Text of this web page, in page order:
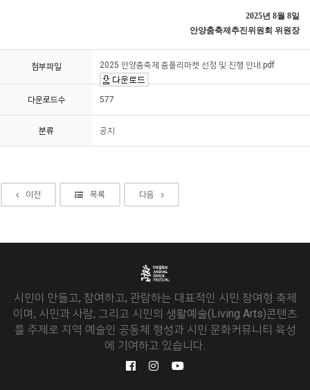
2025년 8월 8일
안양춤축제추진위원회 위원장
첨부파일 2025 안양춤축제 춤플리마켓 선정 및 진행 안내.pdf
다운로드수 577
분류 공지
이전 목록 다음
시민이 만들고, 참여하고, 관람하는 대표적인 시민 참여형 축제
이며, 시민과 사람, 그리고 시민의 생활예술(Living Arts)콘텐츠
를 주제로 지역 예술인 공동체 형성과 시민 문화커뮤니티 육성
에 기여하고 있습니다.